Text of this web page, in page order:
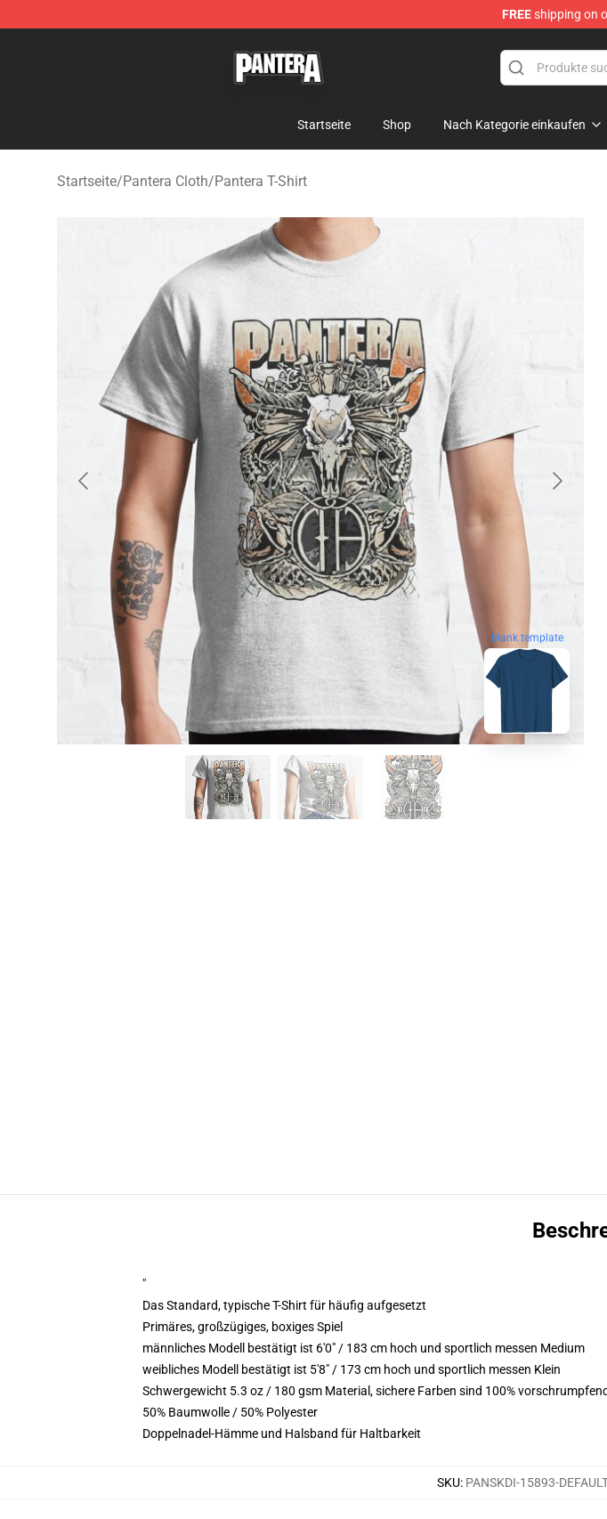
FREEshipping on
Startseite Shop Nach Kategorie einkaufen
Startseite/Pantera Cloth/Pantera T-Shirt
blank template
"
Das Standard, typische T-Shirt für häufig aufgesetzt
Primäres, großzügiges, boxiges Spiel
männliches Modell bestätigt ist 6'0" / 183 cm hoch und sportlich messen Medium
weibliches Modell bestätigt ist 5'8" / 173 cm hoch und sportlich messen Klein
Schwergewicht 5.3 oz / 180 gsm Material, sichere Farben sind 100%
50% Baumwolle / 50% Polyester
Doppelnadel-Hämme und Halsband für Haltbarkeit
SKU: PANSKDI-15893-